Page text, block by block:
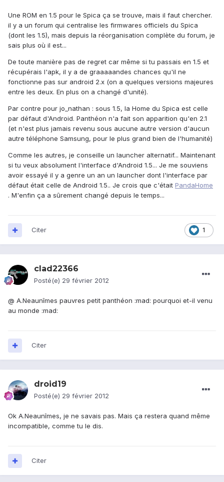
Une ROM en 1.5 pour le Spica ça se trouve, mais il faut chercher.
il y a un forum qui centralise les firmwares officiels du Spica
(dont les 1.5), mais depuis la réorganisation complète du forum, je
sais plus où il est...
De toute manière pas de regret car même si tu passais en 1.5 et
récupérais l'apk, il y a de graaaaandes chances qu'il ne
fonctionne pas sur android 2.x (on a quelques versions majeures
entre les deux. En plus on a changé d'unité).
Par contre pour jo_nathan : sous 1.5, la Home du Spica est celle
par défaut d'Android. Panthéon n'a fait son apparition qu'en 2.1
(et n'est plus jamais revenu sous aucune autre version d'aucun
autre téléphone Samsung, pour le plus grand bien de l'humanité)
Comme les autres, je conseille un launcher alternatif... Maintenant
si tu veux absolument l'interface d'Android 1.5... Je me souviens
avoir essayé il y a genre un an un launcher dont l'interface par
défaut était celle de Android 1.5.. Je crois que c'était PandaHome
. M'enfin ça a sûrement changé depuis le temps...
1
Citer
clad22366
Posté(e) 29 février 2012
@ A.Neaunîmes pauvres petit panthéon :mad: pourquoi et-il venu
au monde :mad:
Citer
droid19
Posté(e) 29 février 2012
Ok A.Neaunîmes, je ne savais pas. Mais ça restera quand même
incompatible, comme tu le dis.
Citer